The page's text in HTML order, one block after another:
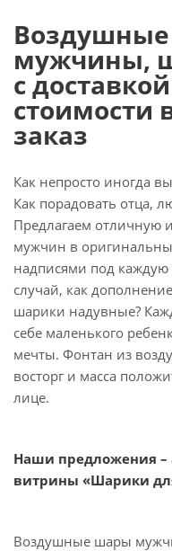
мужчины,
с
стоимости
заказ
Как непросто иногда
Как порадовать отца,
Предлагаем
мужчин в
надписями под
случай, как
шарики надувные?
себе маленького
мечты. Фонтан из
восторг и масса
лице.
Наши предложения –
витрины «Шарики
Воздушные шары